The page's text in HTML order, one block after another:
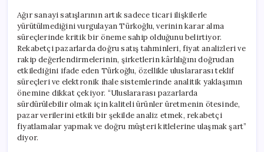
Ağır sanayi satışlarının artık sadece ticari ilişkilerle
yürütülmediğini vurgulayan Türkoğlu, verinin karar alma
süreçlerinde kritik bir öneme sahip olduğunu belirtiyor.
Rekabetçi pazarlarda doğru satış tahminleri, fiyat analizleri ve
rakip değerlendirmelerinin, şirketlerin kârlılığını doğrudan
etkilediğini ifade eden Türkoğlu, özellikle uluslararası teklif
süreçleri ve elektronik ihale sistemlerinde analitik yaklaşımın
önemine dikkat çekiyor. “Uluslararası pazarlarda
sürdürülebilir olmak için kaliteli ürünler üretmenin ötesinde,
pazar verilerini etkili bir şekilde analiz etmek, rekabetçi
fiyatlamalar yapmak ve doğru müşteri kitlelerine ulaşmak şart”
diyor.